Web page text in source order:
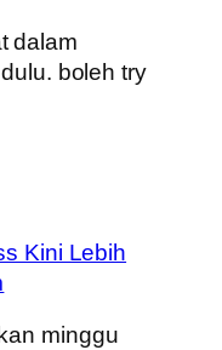
dalam
boleh try
Kini Lebih
minggu